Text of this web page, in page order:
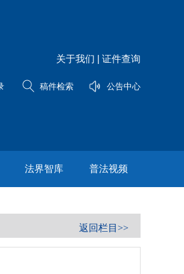
关于我们 证件查询
稿件检索 公告中心
法界智库 普法视频
返回栏目>>